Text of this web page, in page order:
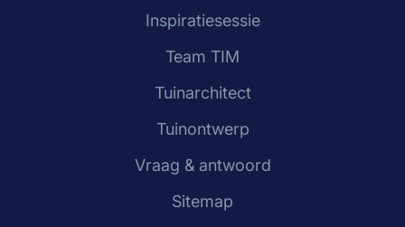
Inspiratiesessie
Team TIM
Tuinarchitect
Tuinontwerp
Vraag & antwoord
Sitemap